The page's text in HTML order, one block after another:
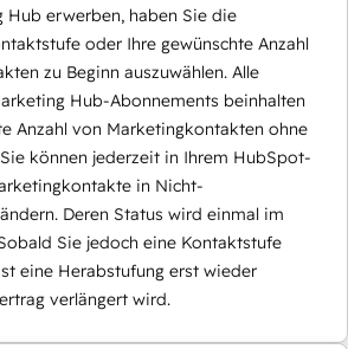
Hub erwerben, haben Sie die
oder Ihre gewünschte Anzahl
zu Beginn auszuwählen. Alle
Hub-Abonnements beinhalten
Anzahl von Marketingkontakten ohne
können jederzeit in Ihrem HubSpot-
in Nicht-
Deren Status wird einmal im
Sie jedoch eine Kontaktstufe
eine Herabstufung erst wieder
verlängert wird.